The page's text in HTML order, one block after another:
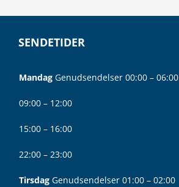
SENDETIDER
Mandag Genudsendelser 00:00 – 06:00
09:00 – 12:00
15:00 – 16:00
22:00 – 23:00
Tirsdag Genudsendelser 01:00 – 02:00